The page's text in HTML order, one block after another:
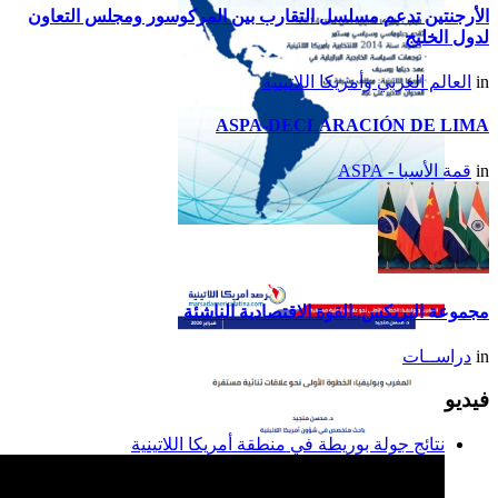
تقرير أمريكا اللاتينية لسنة
2014
الأرجنتين تدعم مسلسل التقارب بين المركوسور ومجلس التعاون
لدول الخليج
in العالم العربي وأمريكا اللاتينية
ASPA-DECLARACIÓN DE LIMA
in قمة الأسبا - ASPA
مجموعة البريكس..القوة الاقتصادية الناشئة
in دراســات
فيديو
نتائج جولة بوريطة في منطقة أمريكا اللاتينية